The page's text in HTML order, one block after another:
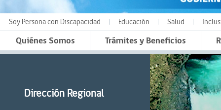
Soy Persona con Discapacidad Educación Salud
Quiénes Somos Trámites y Beneficios
Dirección Regional